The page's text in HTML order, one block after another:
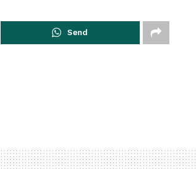
Send